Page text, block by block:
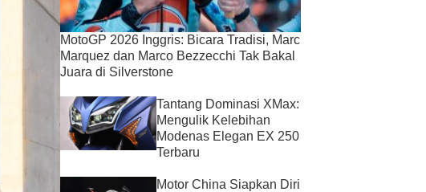
MotoGP 2026 Inggris: Bicara Tradisi, Marc
Marquez dan Marco Bezzecchi Tak Bakal
Juara di Silverstone
Tantang Dominasi XMax:
Mengulik Kelebihan
Modenas Elegan EX 250
Terbaru
Motor China Siapkan Diri